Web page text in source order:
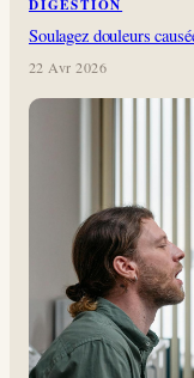
DIGESTION
Soulagez douleurs
22 Avr 2026